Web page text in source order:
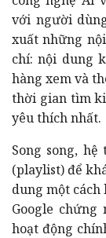
với người
xuất những
chí: nội dung
hàng xem và
thời gian tìm
yêu thích nhất.
Song song,
(playlist) để
dung một cách
Google chứng
hoạt động